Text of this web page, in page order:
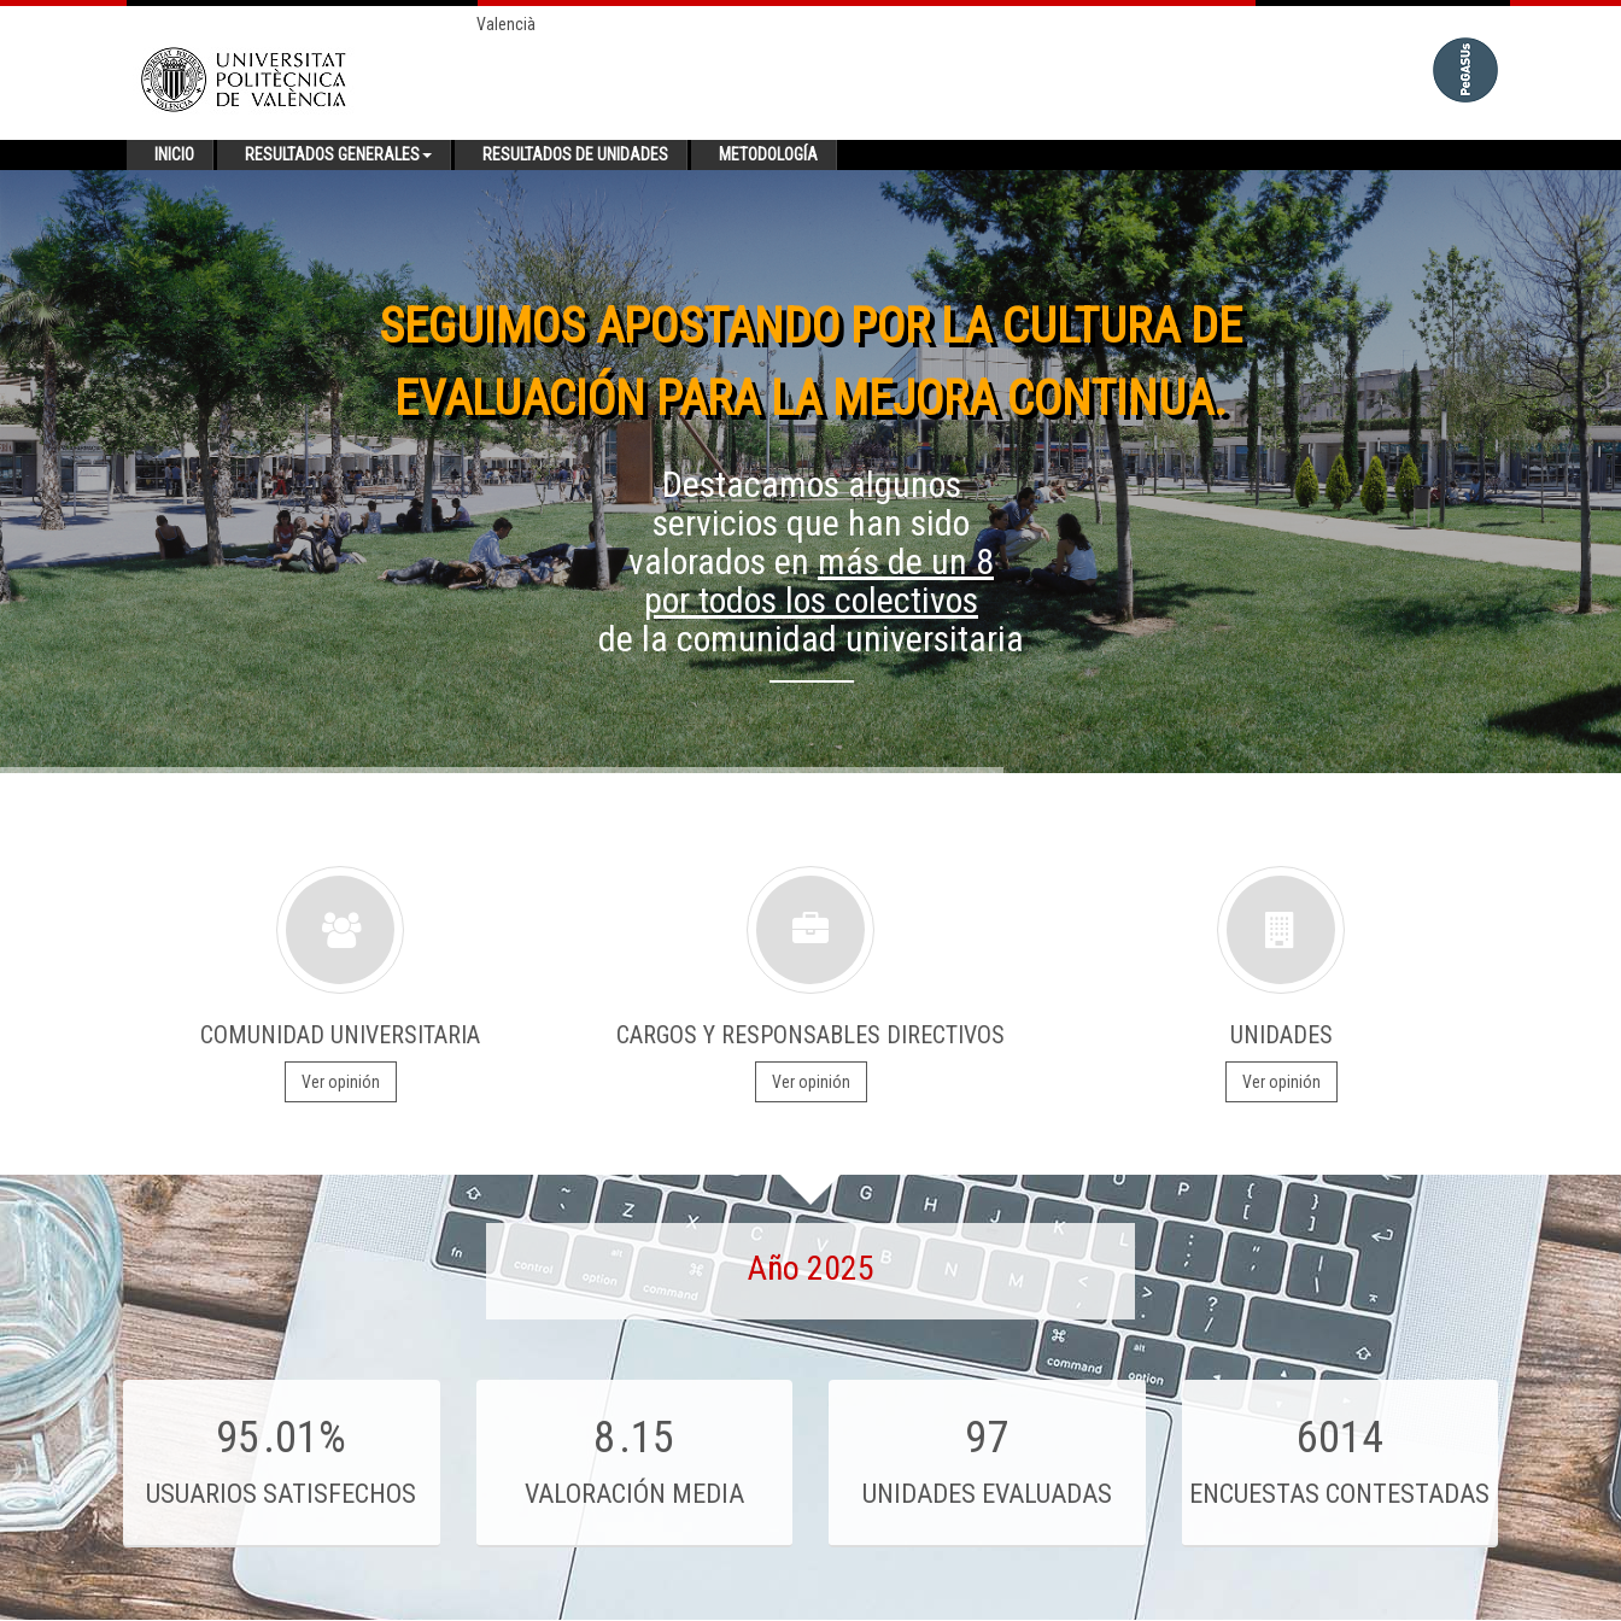
Valencià
INICIO RESULTADOS GENERALES RESULTADOS DE UNIDADES METODOLOGÍA
SEGUIMOS APOSTANDO POR LA CULTURA DE
EVALUACIÓN PARA LA MEJORA CONTINUA.
Destacamos algunos
servicios que han sido
valorados enmás de un 8
por todos los colectivos
de la comunidad universitaria
COMUNIDAD UNIVERSITARIA
Ver opinión
CARGOS Y RESPONSABLES DIRECTIVOS
Ver opinión
UNIDADES
Ver opinión
Año 2025
95.01%
USUARIOS SATISFECHOS
8.15
VALORACIÓN MEDIA
97
UNIDADES EVALUADAS
6014
ENCUESTAS CONTESTADAS